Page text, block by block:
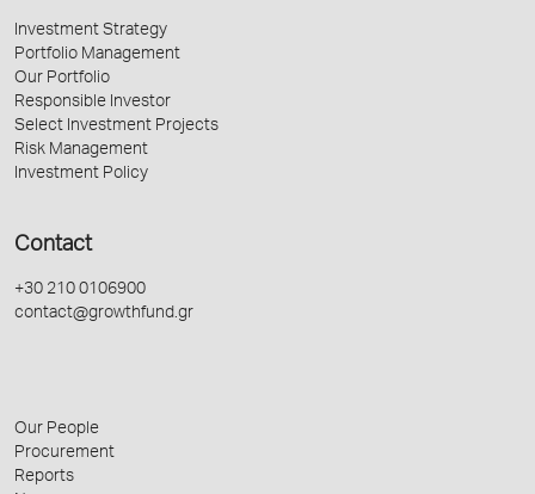
Investment Strategy
Portfolio Management
Our Portfolio
Responsible Investor
Select Investment Projects
Risk Management
Investment Policy
Contact
+30 210 0106900
contact@growthfund.gr
Our People
Procurement
Reports